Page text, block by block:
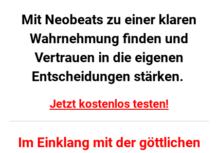
Mit Neobeats zu einer klaren
Wahrnehmung finden und
Vertrauen in die eigenen
Entscheidungen stärken.
Jetzt kostenlos testen!
Im Einklang mit der göttlichen